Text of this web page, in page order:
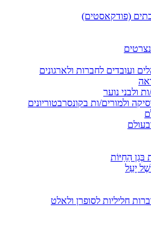
(פודקאסטים)
ועובדים לחברות ולארגונים
ולבני נוער
ולמורים/ות בקונסרבטוריונים
בְּגַן הַחַיּוֹת
יָעֵל
חליליות לסופרן ולאלט